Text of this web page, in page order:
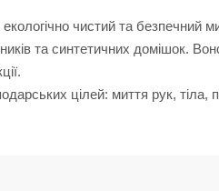
чистий та безпечний
та синтетичних домішок.
цілей: миття рук,